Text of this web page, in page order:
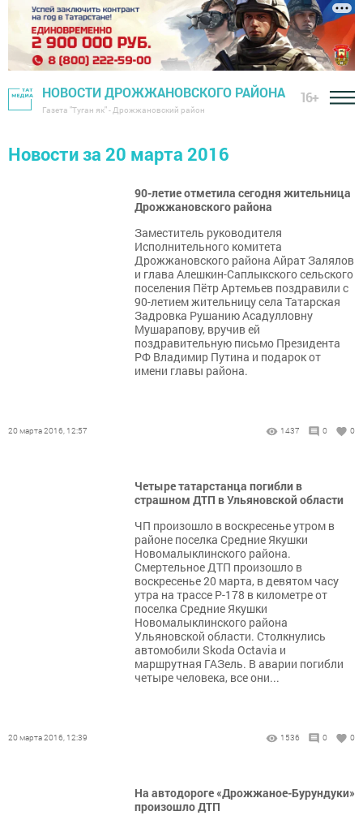
НОВОСТИ ДРОЖЖАНОВСКОГО РАЙОНА
Газета "Туган як" - Дрожжановский район
16+
Новости за 20 марта 2016
90-летие отметила сегодня жительница
Дрожжановского района
Заместитель руководителя
Исполнительного комитета
Дрожжановского района Айрат Залялов
и глава Алешкин-Саплыкского сельского
поселения Пётр Артемьев поздравили с
90-летием жительницу села Татарская
Задровка Рушанию Асадулловну
Мушарапову, вручив ей
поздравительную письмо Президента
РФ Владимир Путина и подарок от
имени главы района.
20 марта 2016, 12:57 1437 0 0
Четыре татарстанца погибли в
страшном ДТП в Ульяновской области
ЧП произошло в воскресенье утром в
районе поселка Средние Якушки
Новомалыклинского района.
Смертельное ДТП произошло в
воскресенье 20 марта, в девятом часу
утра на трассе Р-178 в километре от
поселка Средние Якушки
Новомалыклинского района
Ульяновской области. Столкнулись
автомобили Skoda Octavia и
маршрутная ГАЗель. В аварии погибли
четыре человека, все они...
20 марта 2016, 12:39 1536 0 0
На автодороге «Дрожжаное-Бурундуки»
произошло ДТП